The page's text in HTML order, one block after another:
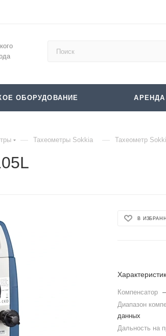
ОБОРУДОВАНИЕ АРЕНДА
— Тахеометры Sokkia — Тахеометр
В
Компенсатор
Диапазон
данных
Дальность на